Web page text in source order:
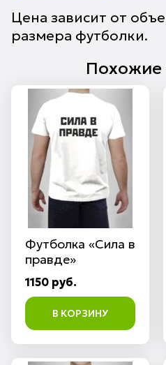
Цена зависит от
размера футболки.
Похожие
Футболка «Сила в
правде»
1150 руб.
В КОРЗИНУ